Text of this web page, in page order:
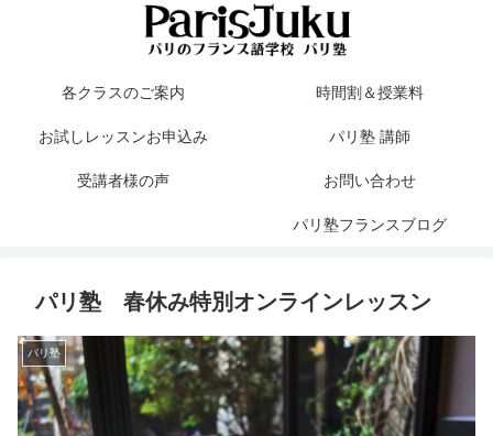
各クラスのご案内 時間割＆授業料
お試しレッスンお申込み パリ塾 講師
受講者様の声 お問い合わせ
パリ塾フランスブログ
パリ塾 春休み特別オンラインレッスン
パリ塾